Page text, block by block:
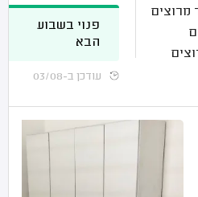
מרוצים
פנוי בשבוע
הבא
עודכן ב-03/08